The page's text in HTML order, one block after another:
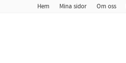
Hem Mina sidor Om oss